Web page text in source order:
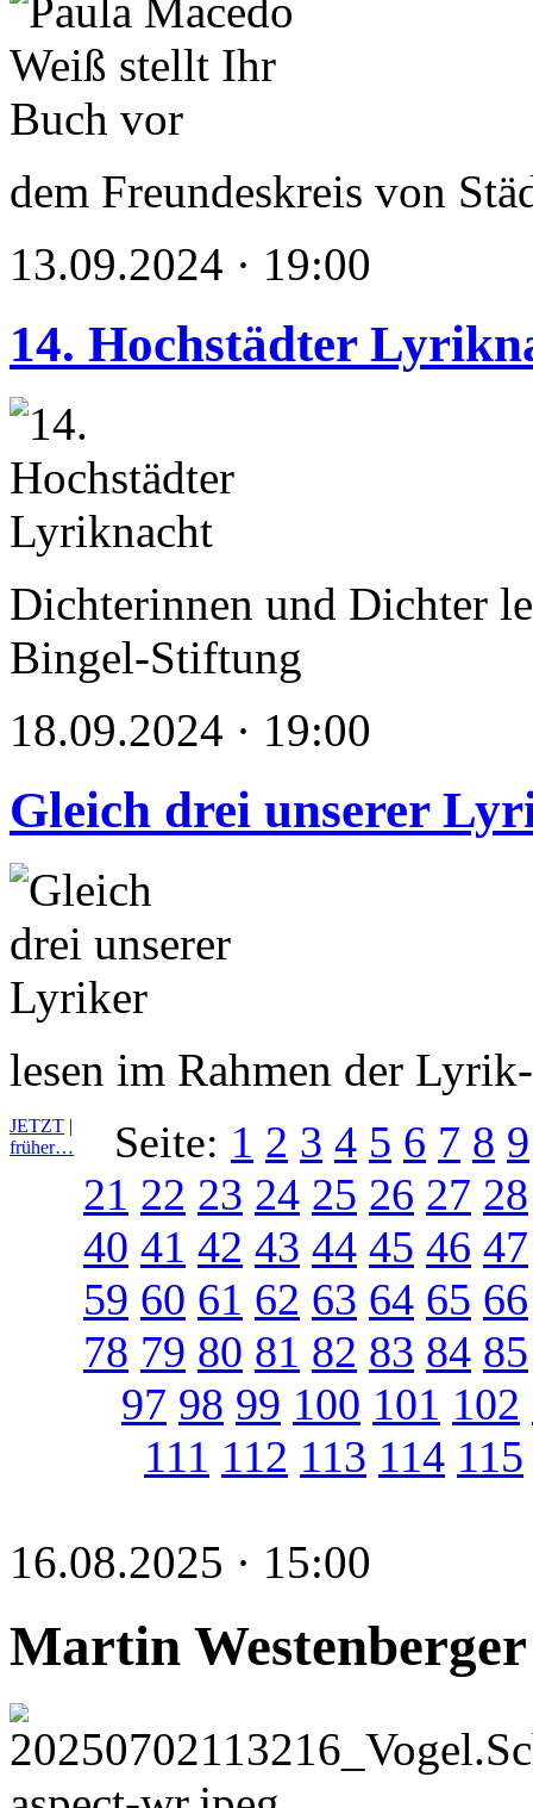
dem Freundeskreis von
13.09.2024 · 19:00
14. Hochstädter
Dichterinnen und Dichter
Bingel-Stiftung
18.09.2024 · 19:00
Gleich drei unserer
lesen im Rahmen der
JETZT |
früher…
Seite: 1 2 3 4 5 6 7 8 9
21 22 23 24 25 26 27 28
40 41 42 43 44 45 46 47
59 60 61 62 63 64 65 66
78 79 80 81 82 83 84 85
97 98 99 100 101 102
111 112 113 114 115
16.08.2025 · 15:00
Martin Westenberger